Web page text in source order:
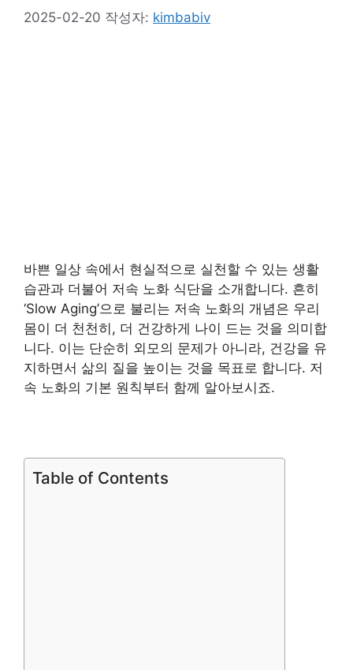
2025-02-20 작성자: kimbabiv
바쁜 일상 속에서 현실적으로 실천할 수 있는 생활
습관과 더불어 저속 노화 식단을 소개합니다. 흔히
‘Slow Aging’으로 불리는 저속 노화의 개념은 우리
몸이 더 천천히, 더 건강하게 나이 드는 것을 의미합
니다. 이는 단순히 외모의 문제가 아니라, 건강을 유
지하면서 삶의 질을 높이는 것을 목표로 합니다. 저
속 노화의 기본 원칙부터 함께 알아보시죠.
Table of Contents